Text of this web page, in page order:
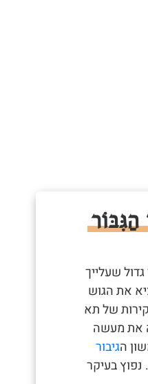
שעלייך
את הגוש
של תא
את מעשה
הגיבור
בעיקר